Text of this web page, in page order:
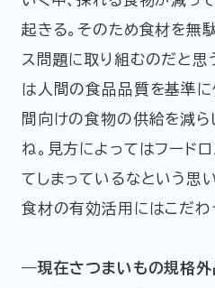
起きる。そのため食材を無
ス問題に取り組むのだと思
は人間の食品品質を基準に
間向けの食物の供給を減ら
ね。見方によってはフード
てしまっているなという思
食材の有効活用にはこだわ
―現在さつまいもの規格外